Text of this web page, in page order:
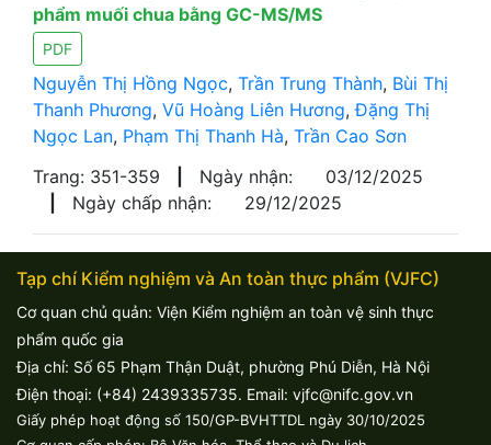
phẩm muối chua bằng GC-MS/MS
PDF
Nguyễn Thị Hồng Ngọc, Trần Trung Thành, Bùi Thị
Thanh Phương, Vũ Hoàng Liên Hương,Đặng Thị
Ngọc Lan, Phạm Thị Thanh Hà, Trần Cao Sơn
Trang: 351-359
Ngày nhận:
03/12/2025
Ngày chấp nhận: 29/12/2025
Tạp chí Kiểm nghiệm và An toàn thực phẩm (VJFC)
Cơ quan chủ quản: Viện Kiểm nghiệm an toàn vệ sinh thực
phẩm quốc gia
Địa chỉ: Số 65 Phạm Thận Duật, phường Phú Diễn, Hà Nội
Điện thoại: (+84) 2439335735. Email: vjfc@nifc.gov.vn
Giấy phép hoạt động số 150/GP-BVHTTDL ngày 30/10/2025